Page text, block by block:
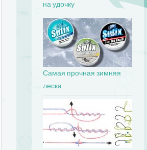
на удочку
Самая прочная зимняя
леска